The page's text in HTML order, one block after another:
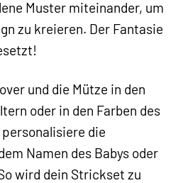
Muster miteinander, um
zu kreieren. Der Fantasie
und die Mütze in den
oder in den Farben des
die
Namen des Babys oder
wird dein Strickset zu